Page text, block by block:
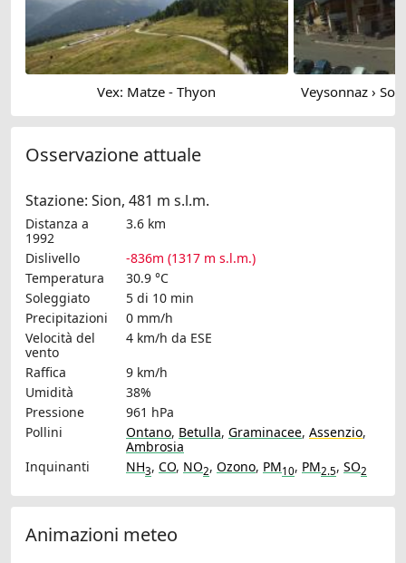
Vex: Matze - Thyon
Osservazione attuale
Stazione: Sion, 481 m s.l.m.
Distanza a
1992
3.6 km
Dislivello
-836m (1317 m s.l.m.)
Temperatura
30.9 °C
Soleggiato
5 di 10 min
Precipitazioni
0 mm/h
Velocità del
vento
4 km/h da ESE
Raffica
9 km/h
Umidità
38%
Pressione
961 hPa
Pollini
Ontano, Betulla, Graminacee, Assenzio,
Ambrosia
Inquinanti
NH3, CO, NO2, Ozono, PM10, PM2.5, SO2
Animazioni meteo